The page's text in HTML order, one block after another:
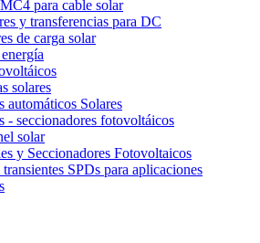
para cable solar
y transferencias para DC
de carga solar
solares
automáticos Solares
- seccionadores fotovoltáicos
solar
y Seccionadores Fotovoltaicos
transientes SPDs para aplicaciones